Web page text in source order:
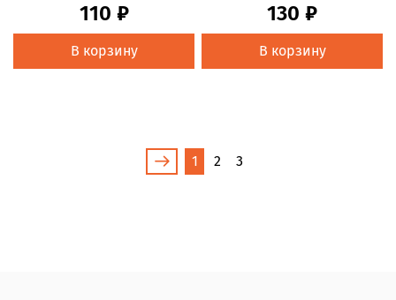
110 ₽
В корзину
130 ₽
В корзину
1 2 3